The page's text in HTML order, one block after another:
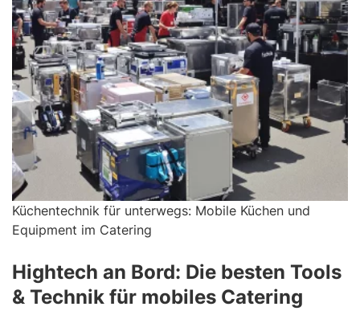
Küchentechnik für unterwegs: Mobile Küchen und
Equipment im Catering
Hightech an Bord: Die besten Tools
& Technik für mobiles Catering